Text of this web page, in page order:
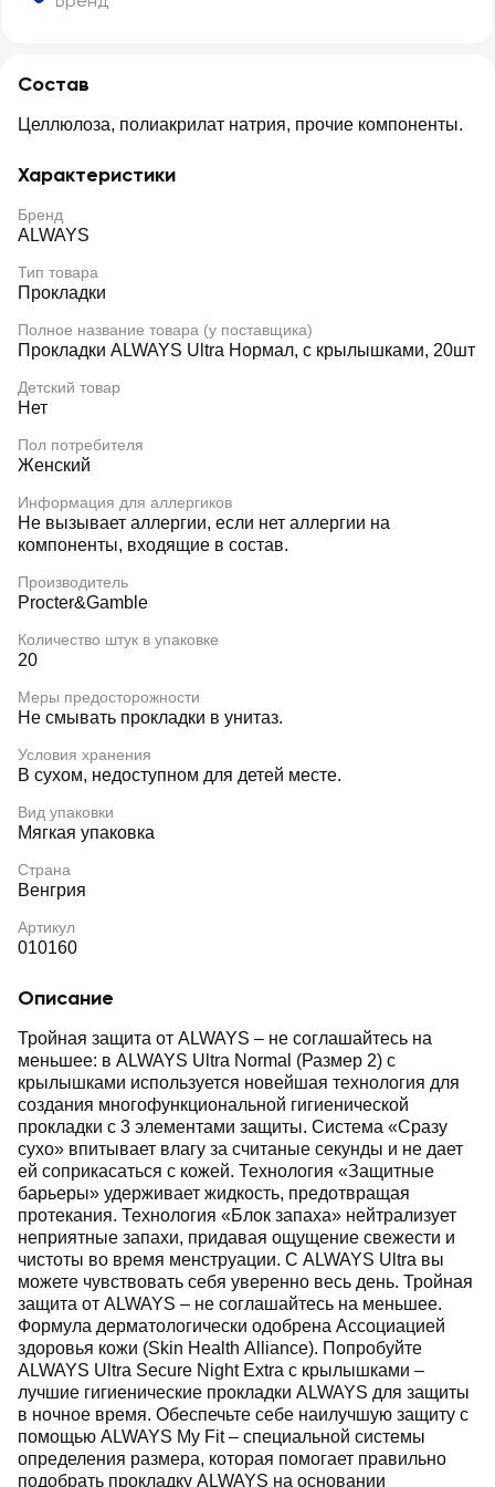
Состав
Целлюлоза, полиакрилат натрия, прочие компоненты.
Характеристики
Бренд
ALWAYS
Тип товара
Прокладки
Полное название товара (у поставщика)
Прокладки ALWAYS Ultra Нормал, с крылышками, 20шт
Детский товар
Нет
Пол потребителя
Женский
Информация для аллергиков
Не вызывает аллергии, если нет аллергии на
компоненты, входящие в состав.
Производитель
Procter&Gamble
Количество штук в упаковке
20
Меры предосторожности
Не смывать прокладки в унитаз.
Условия хранения
В сухом, недоступном для детей месте.
Вид упаковки
Мягкая упаковка
Страна
Венгрия
Артикул
010160
Описание
Тройная защита от ALWAYS – не соглашайтесь на
меньшее: в ALWAYS Ultra Normal (Размер 2) с
крылышками используется новейшая технология для
создания многофункциональной гигиенической
прокладки с 3 элементами защиты. Система «Сразу
сухо» впитывает влагу за считаные секунды и не дает
ей соприкасаться с кожей. Технология «Защитные
барьеры» удерживает жидкость, предотвращая
протекания. Технология «Блок запаха» нейтрализует
неприятные запахи, придавая ощущение свежести и
чистоты во время менструации. С ALWAYS Ultra вы
можете чувствовать себя уверенно весь день. Тройная
защита от ALWAYS – не соглашайтесь на меньшее.
Формула дерматологически одобрена Ассоциацией
здоровья кожи (Skin Health Alliance). Попробуйте
ALWAYS Ultra Secure Night Extra с крылышками –
лучшие гигиенические прокладки ALWAYS для защиты
в ночное время. Обеспечьте себе наилучшую защиту с
помощью ALWAYS My Fit – специальной системы
определения размера, которая помогает правильно
подобрать прокладку ALWAYS на основании